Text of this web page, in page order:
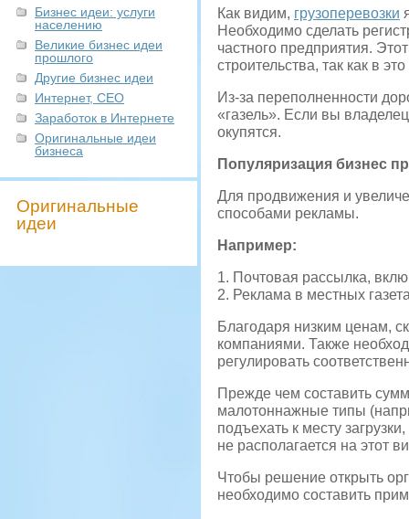
Бизнес идеи: услуги
населению
Великие бизнес идеи
прошлого
Другие бизнес идеи
Интернет, СЕО
Заработок в Интернете
Оригинальные идеи
бизнеса
Оригинальные
идеи
Как видим, грузоперевозки
Необходимо сделать
частного предприятия.
строительства, так как в
Из-за переполненности
«газель». Если вы
окупятся.
Популяризация бизнес
Для продвижения и
способами рекламы.
Например:
1. Почтовая рассылка,
2. Реклама в местных
Благодаря низким ценам,
компаниями. Также
регулировать
Прежде чем составить
малотоннажные типы
подъехать к месту
не располагается на этот
Чтобы решение открыть
необходимо составить